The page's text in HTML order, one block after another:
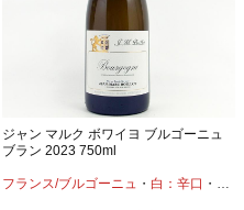
ルドネ
ジャン マルク ボワイヨ ブルゴーニュ
ブラン 2023 750ml
フランス/ブルゴーニュ ・ 白：辛口 ・